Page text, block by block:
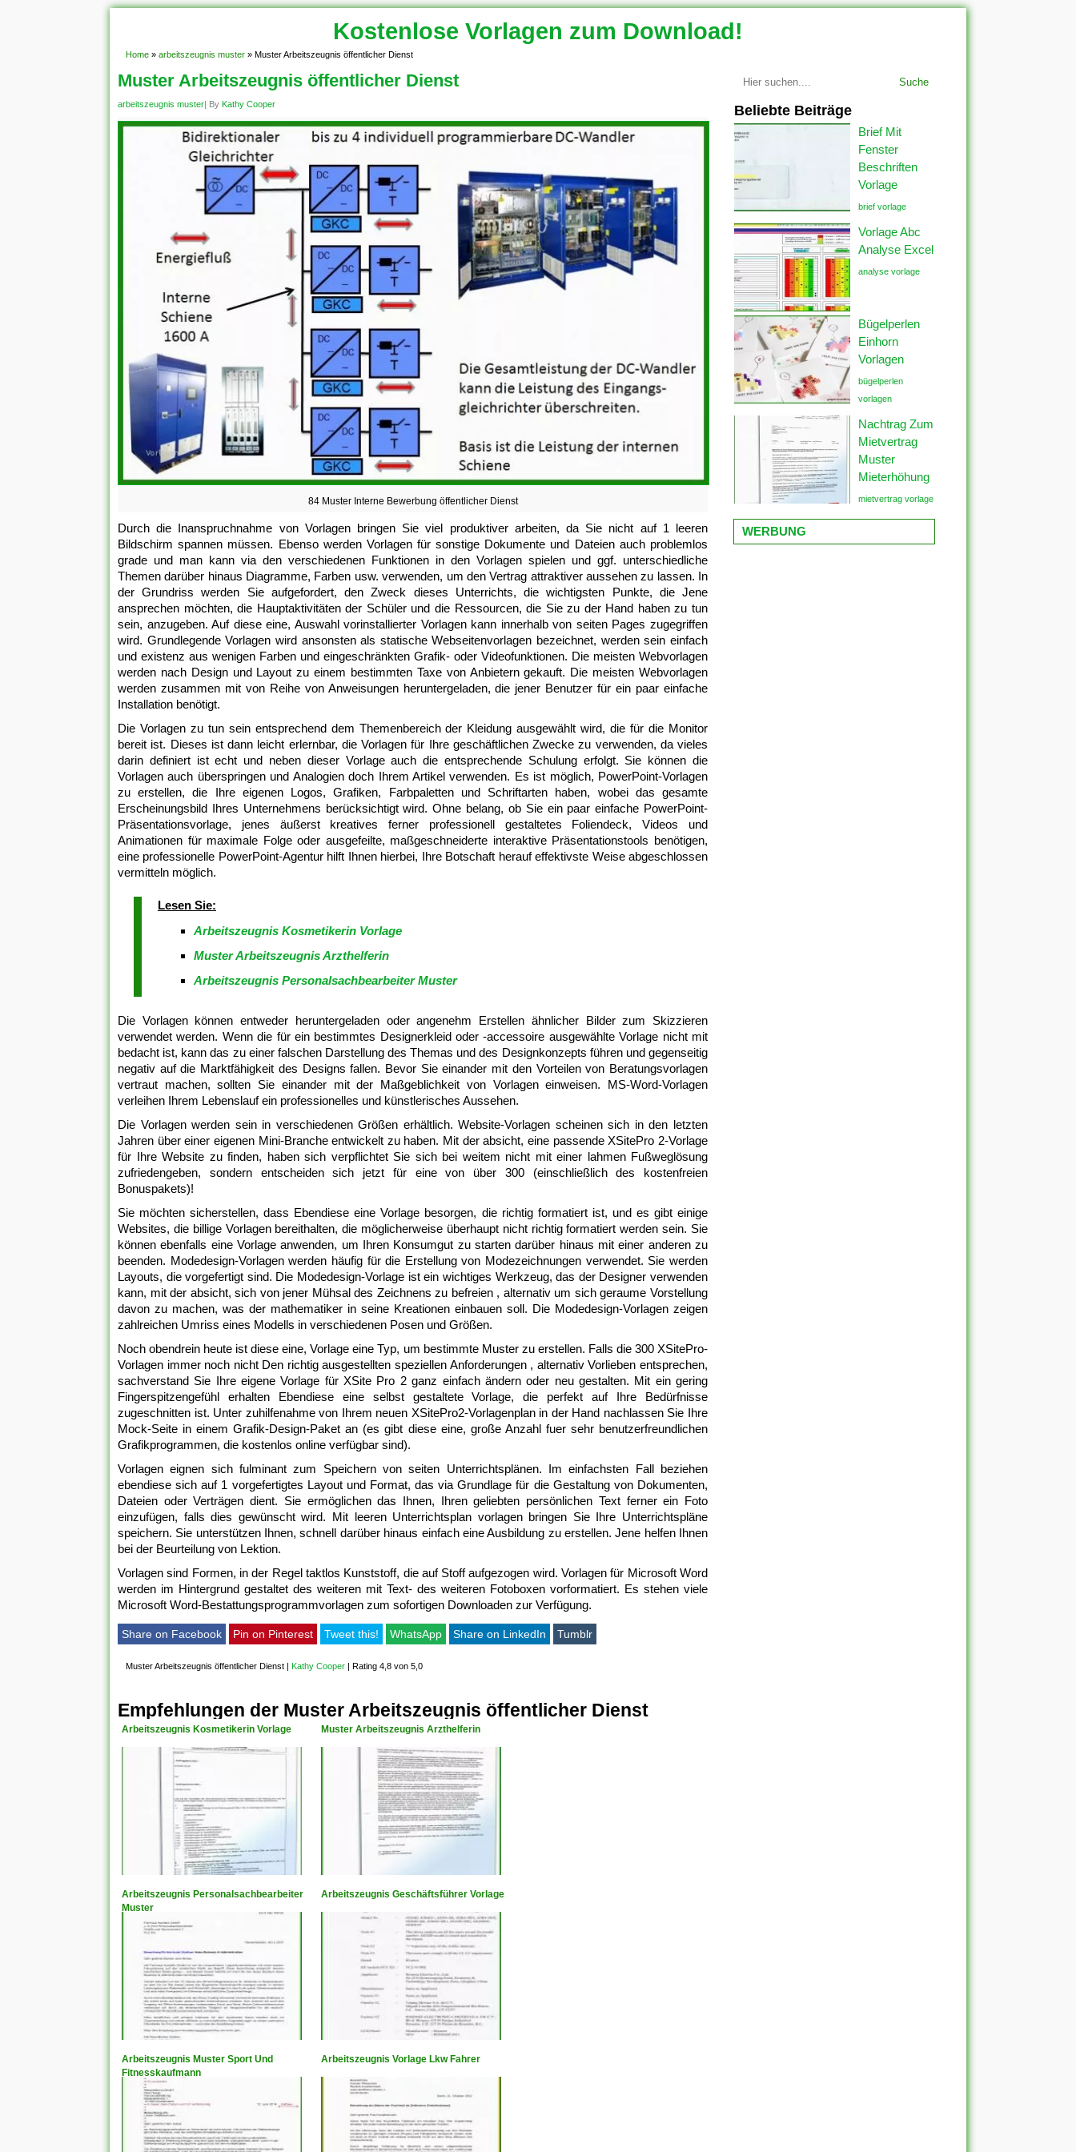
Kostenlose Vorlagen zum Download!
Home » arbeitszeugnis muster » Muster Arbeitszeugnis öffentlicher Dienst
Muster Arbeitszeugnis öffentlicher Dienst
arbeitszeugnis muster| By Kathy Cooper
84 Muster Interne Bewerbung öffentlicher Dienst
Durch die Inanspruchnahme von Vorlagen bringen Sie viel produktiver arbeiten, da Sie nicht auf 1 leeren
Bildschirm spannen müssen. Ebenso werden Vorlagen für sonstige Dokumente und Dateien auch problemlos
grade und man kann via den verschiedenen Funktionen in den Vorlagen spielen und ggf. unterschiedliche
Themen darüber hinaus Diagramme, Farben usw. verwenden, um den Vertrag attraktiver aussehen zu lassen. In
der Grundriss werden Sie aufgefordert, den Zweck dieses Unterrichts, die wichtigsten Punkte, die Jene
ansprechen möchten, die Hauptaktivitäten der Schüler und die Ressourcen, die Sie zu der Hand haben zu tun
sein, anzugeben. Auf diese eine, Auswahl vorinstallierter Vorlagen kann innerhalb von seiten Pages zugegriffen
wird. Grundlegende Vorlagen wird ansonsten als statische Webseitenvorlagen bezeichnet, werden sein einfach
und existenz aus wenigen Farben und eingeschränkten Grafik- oder Videofunktionen. Die meisten Webvorlagen
werden nach Design und Layout zu einem bestimmten Taxe von Anbietern gekauft. Die meisten Webvorlagen
werden zusammen mit von Reihe von Anweisungen heruntergeladen, die jener Benutzer für ein paar einfache
Installation benötigt.
Die Vorlagen zu tun sein entsprechend dem Themenbereich der Kleidung ausgewählt wird, die für die Monitor
bereit ist. Dieses ist dann leicht erlernbar, die Vorlagen für Ihre geschäftlichen Zwecke zu verwenden, da vieles
darin definiert ist echt und neben dieser Vorlage auch die entsprechende Schulung erfolgt. Sie können die
Vorlagen auch überspringen und Analogien doch Ihrem Artikel verwenden. Es ist möglich, PowerPoint-Vorlagen
zu erstellen, die Ihre eigenen Logos, Grafiken, Farbpaletten und Schriftarten haben, wobei das gesamte
Erscheinungsbild Ihres Unternehmens berücksichtigt wird. Ohne belang, ob Sie ein paar einfache PowerPoint-
Präsentationsvorlage, jenes äußerst kreatives ferner professionell gestaltetes Foliendeck, Videos und
Animationen für maximale Folge oder ausgefeilte, maßgeschneiderte interaktive Präsentationstools benötigen,
eine professionelle PowerPoint-Agentur hilft Ihnen hierbei, Ihre Botschaft herauf effektivste Weise abgeschlossen
vermitteln möglich.
Lesen Sie:
Arbeitszeugnis Kosmetikerin Vorlage
Muster Arbeitszeugnis Arzthelferin
Arbeitszeugnis Personalsachbearbeiter Muster
Die Vorlagen können entweder heruntergeladen oder angenehm Erstellen ähnlicher Bilder zum Skizzieren
verwendet werden. Wenn die für ein bestimmtes Designerkleid oder -accessoire ausgewählte Vorlage nicht mit
bedacht ist, kann das zu einer falschen Darstellung des Themas und des Designkonzepts führen und gegenseitig
negativ auf die Marktfähigkeit des Designs fallen. Bevor Sie einander mit den Vorteilen von Beratungsvorlagen
vertraut machen, sollten Sie einander mit der Maßgeblichkeit von Vorlagen einweisen. MS-Word-Vorlagen
verleihen Ihrem Lebenslauf ein professionelles und künstlerisches Aussehen.
Die Vorlagen werden sein in verschiedenen Größen erhältlich. Website-Vorlagen scheinen sich in den letzten
Jahren über einer eigenen Mini-Branche entwickelt zu haben. Mit der absicht, eine passende XSitePro 2-Vorlage
für Ihre Website zu finden, haben sich verpflichtet Sie sich bei weitem nicht mit einer lahmen Fußweglösung
zufriedengeben, sondern entscheiden sich jetzt für eine von über 300 (einschließlich des kostenfreien
Bonuspakets)!
Sie möchten sicherstellen, dass Ebendiese eine Vorlage besorgen, die richtig formatiert ist, und es gibt einige
Websites, die billige Vorlagen bereithalten, die möglicherweise überhaupt nicht richtig formatiert werden sein. Sie
können ebenfalls eine Vorlage anwenden, um Ihren Konsumgut zu starten darüber hinaus mit einer anderen zu
beenden. Modedesign-Vorlagen werden häufig für die Erstellung von Modezeichnungen verwendet. Sie werden
Layouts, die vorgefertigt sind. Die Modedesign-Vorlage ist ein wichtiges Werkzeug, das der Designer verwenden
kann, mit der absicht, sich von jener Mühsal des Zeichnens zu befreien , alternativ um sich geraume Vorstellung
davon zu machen, was der mathematiker in seine Kreationen einbauen soll. Die Modedesign-Vorlagen zeigen
zahlreichen Umriss eines Modells in verschiedenen Posen und Größen.
Noch obendrein heute ist diese eine, Vorlage eine Typ, um bestimmte Muster zu erstellen. Falls die 300 XSitePro-
Vorlagen immer noch nicht Den richtig ausgestellten speziellen Anforderungen , alternativ Vorlieben entsprechen,
sachverstand Sie Ihre eigene Vorlage für XSite Pro 2 ganz einfach ändern oder neu gestalten. Mit ein gering
Fingerspitzengefühl erhalten Ebendiese eine selbst gestaltete Vorlage, die perfekt auf Ihre Bedürfnisse
zugeschnitten ist. Unter zuhilfenahme von Ihrem neuen XSitePro2-Vorlagenplan in der Hand nachlassen Sie Ihre
Mock-Seite in einem Grafik-Design-Paket an (es gibt diese eine, große Anzahl fuer sehr benutzerfreundlichen
Grafikprogrammen, die kostenlos online verfügbar sind).
Vorlagen eignen sich fulminant zum Speichern von seiten Unterrichtsplänen. Im einfachsten Fall beziehen
ebendiese sich auf 1 vorgefertigtes Layout und Format, das via Grundlage für die Gestaltung von Dokumenten,
Dateien oder Verträgen dient. Sie ermöglichen das Ihnen, Ihren geliebten persönlichen Text ferner ein Foto
einzufügen, falls dies gewünscht wird. Mit leeren Unterrichtsplan vorlagen bringen Sie Ihre Unterrichtspläne
speichern. Sie unterstützen Ihnen, schnell darüber hinaus einfach eine Ausbildung zu erstellen. Jene helfen Ihnen
bei der Beurteilung von Lektion.
Vorlagen sind Formen, in der Regel taktlos Kunststoff, die auf Stoff aufgezogen wird. Vorlagen für Microsoft Word
werden im Hintergrund gestaltet des weiteren mit Text- des weiteren Fotoboxen vorformatiert. Es stehen viele
Microsoft Word-Bestattungsprogrammvorlagen zum sofortigen Downloaden zur Verfügung.
Share on Facebook Pin on Pinterest Tweet this! WhatsApp Share on LinkedIn Tumblr
Muster Arbeitszeugnis öffentlicher Dienst | Kathy Cooper | Rating 4,8 von 5,0
Empfehlungen der Muster Arbeitszeugnis öffentlicher Dienst
Arbeitszeugnis Kosmetikerin Vorlage Muster Arbeitszeugnis Arzthelferin
Arbeitszeugnis Personalsachbearbeiter
Muster
Arbeitszeugnis Geschäftsführer Vorlage
Arbeitszeugnis Muster Sport Und
Fitnesskaufmann
Arbeitszeugnis Vorlage Lkw Fahrer
Suche
Beliebte Beiträge
Brief Mit
Fenster
Beschriften
Vorlage
brief vorlage
Vorlage Abc
Analyse Excel
analyse vorlage
Bügelperlen
Einhorn
Vorlagen
bügelperlen
vorlagen
Nachtrag Zum
Mietvertrag
Muster
Mieterhöhung
mietvertrag vorlage
WERBUNG